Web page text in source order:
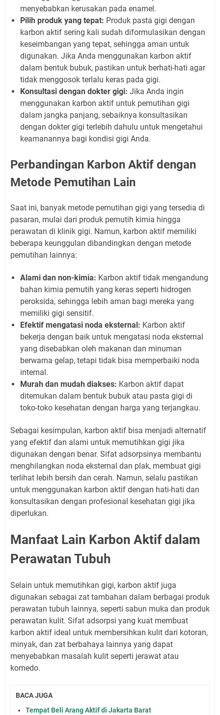
menyebabkan kerusakan pada enamel.
Pilih produk yang tepat: Produk pasta gigi dengan
karbon aktif sering kali sudah diformulasikan dengan
keseimbangan yang tepat, sehingga aman untuk
digunakan. Jika Anda menggunakan karbon aktif
dalam bentuk bubuk, pastikan untuk berhati-hati agar
tidak menggosok terlalu keras pada gigi.
Konsultasi dengan dokter gigi: Jika Anda ingin
menggunakan karbon aktif untuk pemutihan gigi
dalam jangka panjang, sebaiknya konsultasikan
dengan dokter gigi terlebih dahulu untuk mengetahui
keamanannya bagi kondisi gigi Anda.
Perbandingan Karbon Aktif dengan
Metode Pemutihan Lain
Saat ini, banyak metode pemutihan gigi yang tersedia di
pasaran, mulai dari produk pemutih kimia hingga
perawatan di klinik gigi. Namun, karbon aktif memiliki
beberapa keunggulan dibandingkan dengan metode
pemutihan lainnya:
Alami dan non-kimia: Karbon aktif tidak mengandung
bahan kimia pemutih yang keras seperti hidrogen
peroksida, sehingga lebih aman bagi mereka yang
memiliki gigi sensitif.
Efektif mengatasi noda eksternal: Karbon aktif
bekerja dengan baik untuk mengatasi noda eksternal
yang disebabkan oleh makanan dan minuman
berwarna gelap, tetapi tidak bisa memperbaiki noda
internal.
Murah dan mudah diakses: Karbon aktif dapat
ditemukan dalam bentuk bubuk atau pasta gigi di
toko-toko kesehatan dengan harga yang terjangkau.
Sebagai kesimpulan, karbon aktif bisa menjadi alternatif
yang efektif dan alami untuk memutihkan gigi jika
digunakan dengan benar. Sifat adsorpsinya membantu
menghilangkan noda eksternal dan plak, membuat gigi
terlihat lebih bersih dan cerah. Namun, selalu pastikan
untuk menggunakan karbon aktif dengan hati-hati dan
konsultasikan dengan profesional kesehatan gigi jika
diperlukan.
Manfaat Lain Karbon Aktif dalam
Perawatan Tubuh
Selain untuk memutihkan gigi, karbon aktif juga
digunakan sebagai zat tambahan dalam berbagai produk
perawatan tubuh lainnya, seperti sabun muka dan produk
perawatan kulit. Sifat adsorpsi yang kuat membuat
karbon aktif ideal untuk membersihkan kulit dari kotoran,
minyak, dan zat berbahaya lainnya yang dapat
menyebabkan masalah kulit seperti jerawat atau
komedo.
BACA JUGA
Tempat Beli Arang Aktif di Jakarta Barat